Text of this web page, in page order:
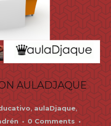
AULADJAQUE
,aulaDjaque,
0 Comments